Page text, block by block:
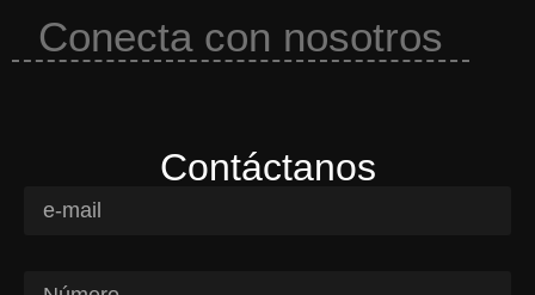
Conecta con nosotros
Contáctanos